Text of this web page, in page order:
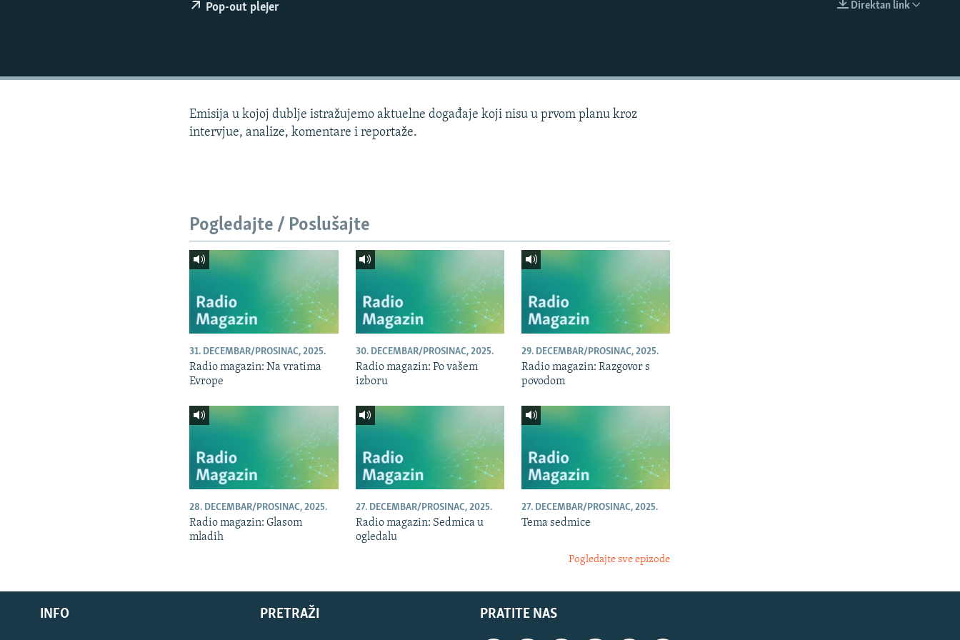
VIŠE OD NASLOVA
Direktan link
Pop-out plejer
Emisija u kojoj dublje istražujemo aktuelne događaje koji nisu u prvom planu kroz
intervjue, analize, komentare i reportaže.
Pogledajte / Poslušajte
31. DECEMBAR/PROSINAC, 2025.
Radio magazin: Na vratima
Evrope
30. DECEMBAR/PROSINAC, 2025.
Radio magazin: Po vašem
izboru
29. DECEMBAR/PROSINAC, 2025.
Radio magazin: Razgovor s
povodom
28. DECEMBAR/PROSINAC, 2025.
Radio magazin: Glasom
mladih
27. DECEMBAR/PROSINAC, 2025.
Radio magazin: Sedmica u
ogledalu
27. DECEMBAR/PROSINAC, 2025.
Tema sedmice
Pogledajte sve epizode
PRATITE NAS
INFO PRETRAŽI